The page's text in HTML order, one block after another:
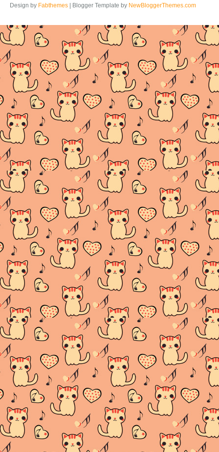
Design by Fabthemes | Blogger Template by NewBloggerThemes.com